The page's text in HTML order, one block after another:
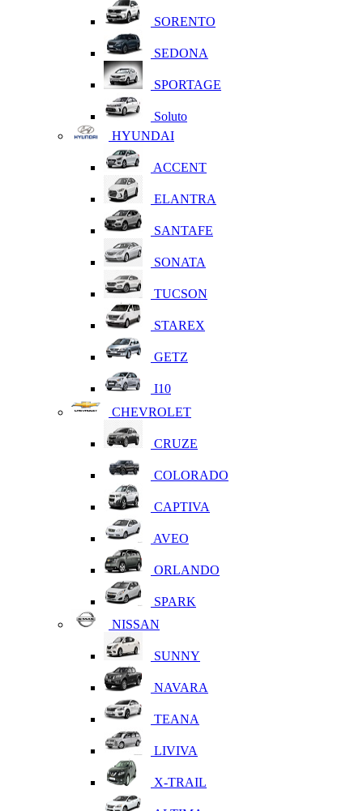
SORENTO
SEDONA
SPORTAGE
Soluto
HYUNDAI
ACCENT
ELANTRA
SANTAFE
SONATA
TUCSON
STAREX
GETZ
I10
CHEVROLET
CRUZE
COLORADO
CAPTIVA
AVEO
ORLANDO
SPARK
NISSAN
SUNNY
NAVARA
TEANA
LIVIVA
X-TRAIL